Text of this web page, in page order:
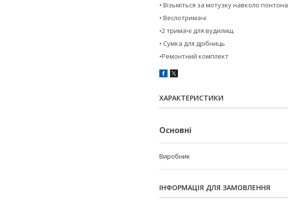
• Візьміться за мотузку навколо понтона
• Веслотримачі
•2 тримачі для вудилищ
• Сумка для дрібниць
•Ремонтний комплект
ХАРАКТЕРИСТИКИ
Основні
Виробник
ІНФОРМАЦІЯ ДЛЯ ЗАМОВЛЕННЯ